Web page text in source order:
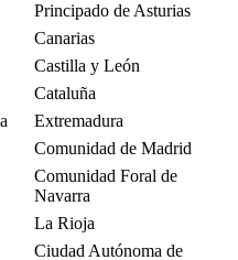
Principado de Asturias
Canarias
Castilla y León
Cataluña
Extremadura
Comunidad de Madrid
Comunidad Foral de
Navarra
La Rioja
Ciudad Autónoma de